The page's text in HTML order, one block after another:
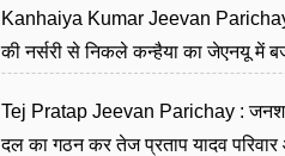
Kanhaiya Kumar Jeevan
की नर्सरी से निकले कन्हैया का जेएनयू में
Tej Pratap Jeevan Parichay :
दल का गठन कर तेज प्रताप यादव परिवार